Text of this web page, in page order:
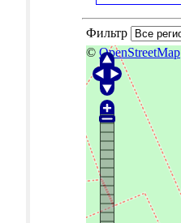
Фильтр
© OpenStreetMap